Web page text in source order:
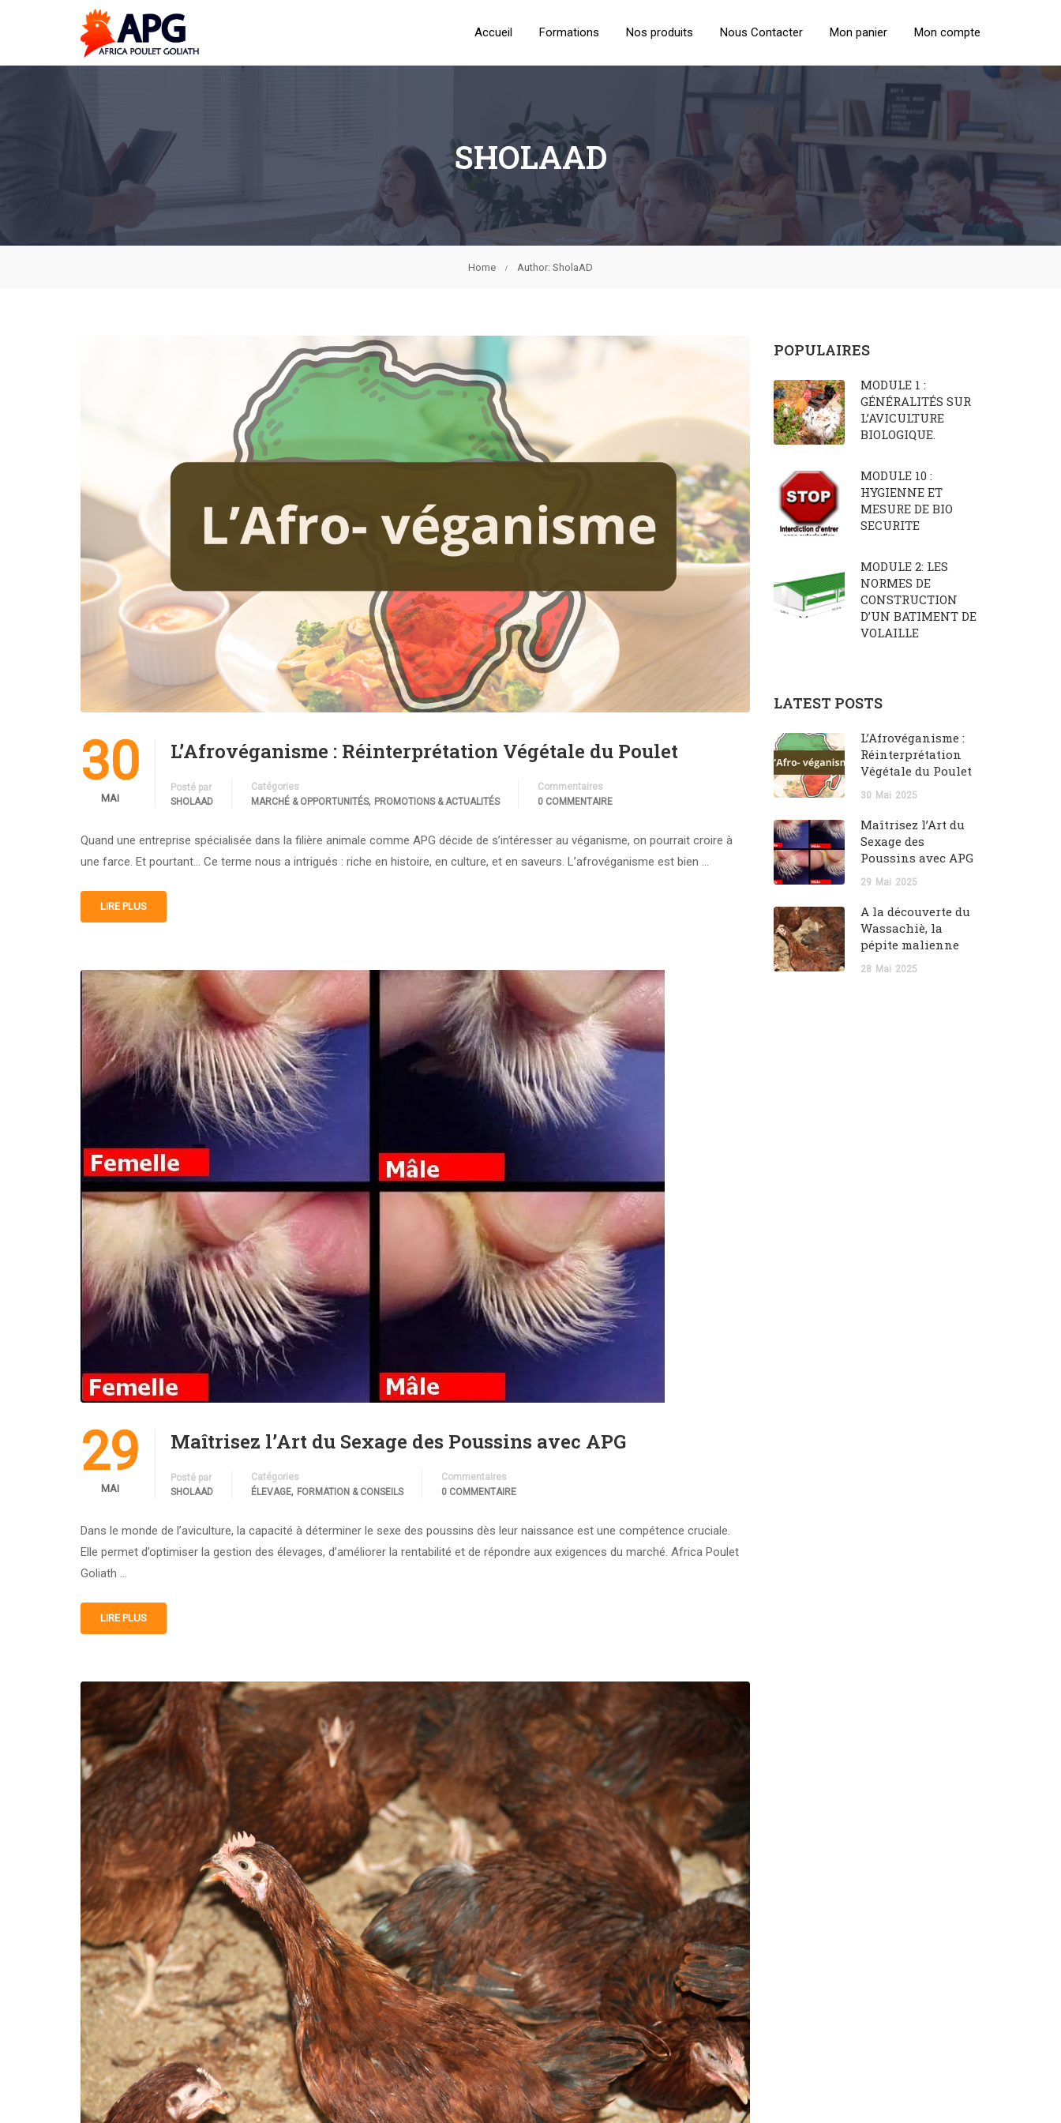
Accueil Formations Nos produits Nous Contacter Mon panier Mon compte
Home Author: SholaAD
SHOLAAD
30
MAI
L’Afrovéganisme : Réinterprétation Végétale du Poulet
Posté par
SHOLAAD
Catégories
MARCHÉ & OPPORTUNITÉS, PROMOTIONS & ACTUALITÉS
Commentaires
0 COMMENTAIRE
Quand une entreprise spécialisée dans la filière animale comme APG décide de s’intéresser au véganisme, on pourrait croire à
une farce. Et pourtant… Ce terme nous a intrigués : riche en histoire, en culture, et en saveurs. L’afrovéganisme est bien …
LIRE PLUS
29
MAI
Maîtrisez l’Art du Sexage des Poussins avec APG
Posté par
SHOLAAD
Catégories
ÉLEVAGE, FORMATION & CONSEILS
Commentaires
0 COMMENTAIRE
Dans le monde de l’aviculture, la capacité à déterminer le sexe des poussins dès leur naissance est une compétence cruciale.
Elle permet d’optimiser la gestion des élevages, d’améliorer la rentabilité et de répondre aux exigences du marché. Africa Poulet
Goliath …
LIRE PLUS
POPULAIRES
MODULE 1 :
GÉNÉRALITÉS SUR
L’AVICULTURE
BIOLOGIQUE.
MODULE 10 :
HYGIENNE ET
MESURE DE BIO
SECURITE
MODULE 2: LES
NORMES DE
CONSTRUCTION
D’UN BATIMENT DE
VOLAILLE
LATEST POSTS
L’Afrovéganisme :
Réinterprétation
Végétale du Poulet
30 Mai 2025
Maîtrisez l’Art du
Sexage des
Poussins avec APG
29 Mai 2025
A la découverte du
Wassachiè, la
pépite malienne
28 Mai 2025